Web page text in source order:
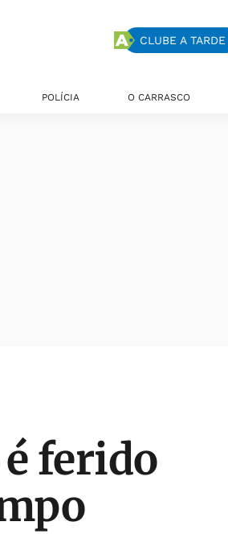
CLUBE A TARDE
POLÍCIA O CARRASCO
ferido